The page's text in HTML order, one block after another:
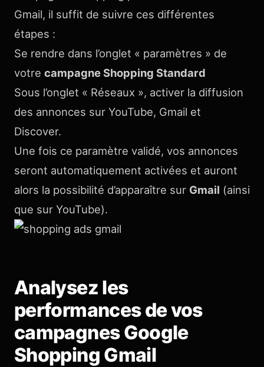
Gmail, il suffit de suivre ces différentes
étapes :
Se rendre dans l’onglet « paramètres » de
votre campagne Shopping Standard
Sous l’onglet « Réseaux », activer la diffusion
des annonces sur YouTube, Gmail et
Discover.
Une fois ce paramètre validé, vos annonces
seront automatiquement activées et auront
alors la possibilité d’apparaître sur Gmail (ainsi
que sur YouTube).
Analysez les
performances de vos
campagnes Google
Shopping Gmail